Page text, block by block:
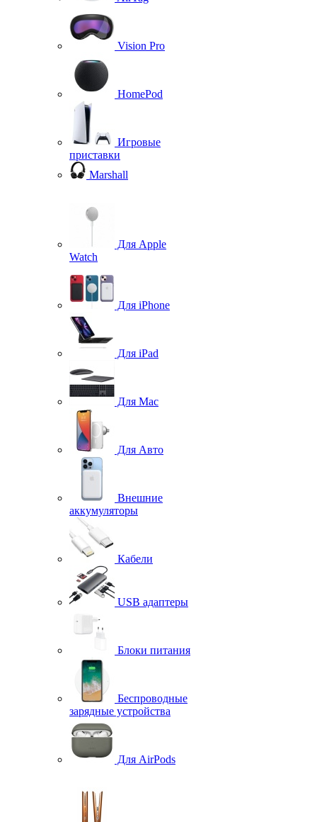
Vision Pro
HomePod
Игровые
приставки
Marshall
Для Apple
Watch
Для iPhone
Для iPad
Для Mac
Для Авто
Внешние
аккумуляторы
Кабели
USB адаптеры
Блоки питания
Беспроводные
зарядные устройства
Для AirPods